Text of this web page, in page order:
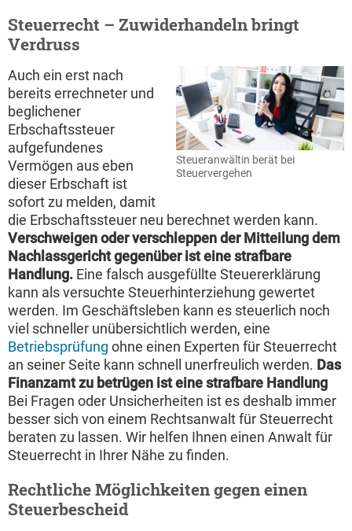
Steuerrecht – Zuwiderhandeln bringt
Verdruss
Steueranwältin berät bei
Steuervergehen
Auch ein erst nach
bereits errechneter und
beglichener
Erbschaftssteuer
aufgefundenes
Vermögen aus eben
dieser Erbschaft ist
sofort zu melden, damit
die Erbschaftssteuer neu berechnet werden kann.
Verschweigen oder verschleppen der Mitteilung dem
Nachlassgericht gegenüber ist eine strafbare
Handlung. Eine falsch ausgefüllte Steuererklärung
kann als versuchte Steuerhinterziehung gewertet
werden. Im Geschäftsleben kann es steuerlich noch
viel schneller unübersichtlich werden, eine
Betriebsprüfung ohne einen Experten für Steuerrecht
an seiner Seite kann schnell unerfreulich werden. Das
Finanzamt zu betrügen ist eine strafbare Handlung
Bei Fragen oder Unsicherheiten ist es deshalb immer
besser sich von einem Rechtsanwalt für Steuerrecht
beraten zu lassen. Wir helfen Ihnen einen Anwalt für
Steuerrecht in Ihrer Nähe zu finden.
Rechtliche Möglichkeiten gegen einen
Steuerbescheid